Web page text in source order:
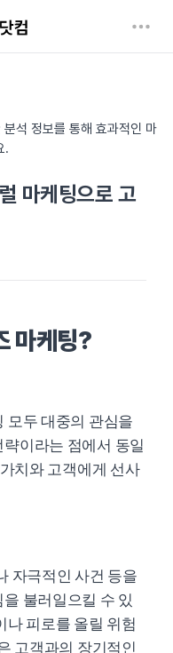
석 정보를 통해 효과적인 마
.
마케팅으로 고
마케팅?
모두 대중의 관심을
이라는 점에서 동일
치와 고객에게 선사
자극적인 사건 등을
불러일으킬 수 있
나 피로를 올릴 위험
고객과의 장기적인